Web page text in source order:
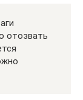
отозвать